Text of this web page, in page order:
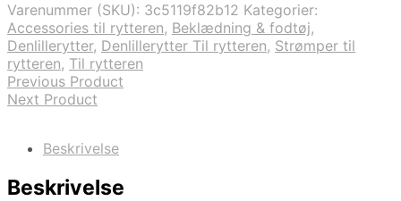
Varenummer (SKU): 3c5119f82b12 Kategorier:
Accessories til rytteren, Beklædning & fodtøj,
Denlillerytter, Denlillerytter Til rytteren, Strømper til
rytteren, Til rytteren
Previous Product
Next Product
Beskrivelse
Beskrivelse